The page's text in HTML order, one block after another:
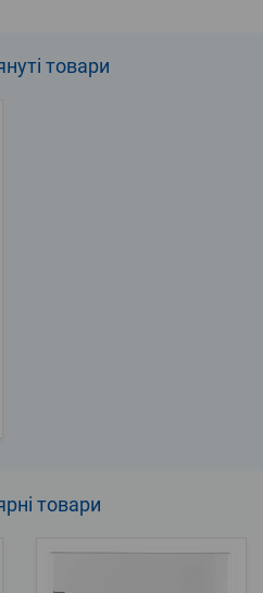
товари
товари